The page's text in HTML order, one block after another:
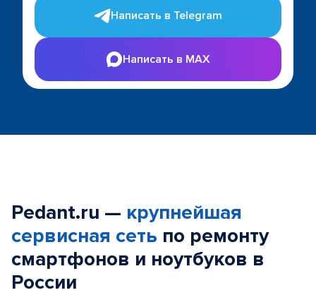
Написать в Telegram
Написать в MAX
Pedant.ru — крупнейшая
сервисная сеть по ремонту
смартфонов и ноутбуков в
России